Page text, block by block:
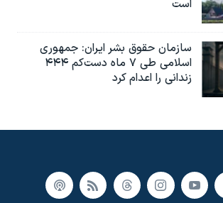
است
سازمان حقوق بشر ایران: جمهوری
اسلامی طی ۷ ماه دست‌کم ۴۴۴
زندانی را اعدام کرد